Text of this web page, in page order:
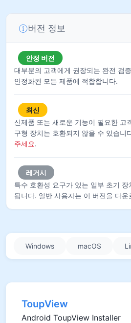
버전 정보
안정 버전
대부분의 고객에게 권장되는 완전 검
안정화된 모든 제품에 적합합니다.
최신
신제품 또는 새로운 기능이 필요한 고
구형 장치는 호환되지 않을 수 있습니
주세요.
레거시
특수 호환성 요구가 있는 일부 초기
됩니다. 일반 사용자는 이 버전을 다
Windows macOS
ToupView
Android ToupView Installer